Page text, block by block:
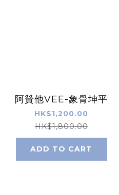
阿贊他VEE-象骨坤平
HK$1,200.00
HK$1,800.00
ADD TO CART